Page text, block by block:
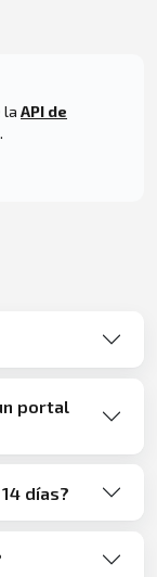
la API de
portal
días?